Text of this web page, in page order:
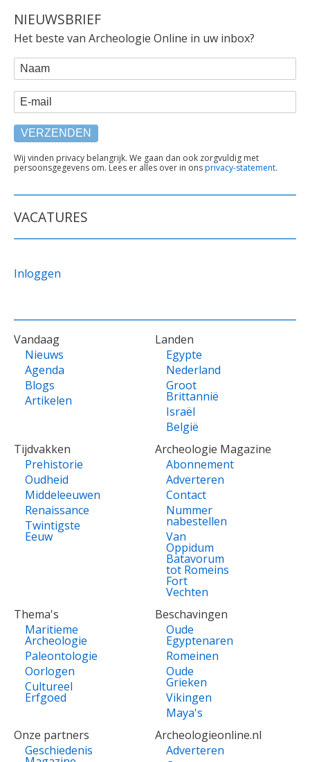
NIEUWSBRIEF
Het beste van Archeologie Online in uw inbox?
WEBFORM
Naam
E-mail
TEKST
ONDER
Wij vinden privacy belangrijk. We gaan dan ook zorgvuldig met
persoonsgegevens om. Lees er alles over in onsprivacy-statement.
VACATURES
Inloggen
VOET
Vandaag
Nieuws
Agenda
Blogs
Artikelen
Landen
Egypte
Nederland
Groot
Brittannië
Israël
België
Tijdvakken
Prehistorie
Oudheid
Middeleeuwen
Renaissance
Twintigste
Eeuw
Archeologie Magazine
Abonnement
Adverteren
Contact
Nummer
nabestellen
Van
Oppidum
Batavorum
tot Romeins
Fort
Vechten
Thema's
Maritieme
Archeologie
Paleontologie
Oorlogen
Cultureel
Erfgoed
Beschavingen
Oude
Egyptenaren
Romeinen
Oude
Grieken
Vikingen
Maya's
Onze partners
Geschiedenis
Archeologieonline.nl
Adverteren